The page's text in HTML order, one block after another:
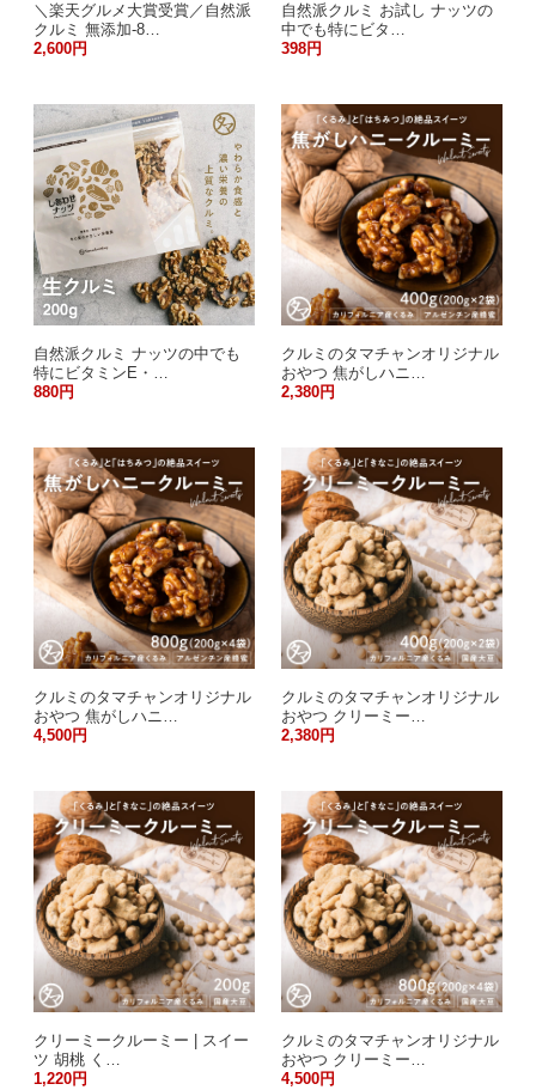
＼楽天グルメ大賞受賞／自然派
クルミ 無添加-8…
2,600円
自然派クルミ お試し ナッツの
中でも特にビタ…
398円
自然派クルミ ナッツの中でも
特にビタミンE・…
880円
クルミのタマチャンオリジナル
おやつ 焦がしハニ…
2,380円
クルミのタマチャンオリジナル
おやつ 焦がしハニ…
4,500円
クルミのタマチャンオリジナル
おやつ クリーミー…
2,380円
クリーミークルーミー | スイー
ツ 胡桃 く…
1,220円
クルミのタマチャンオリジナル
おやつ クリーミー…
4,500円